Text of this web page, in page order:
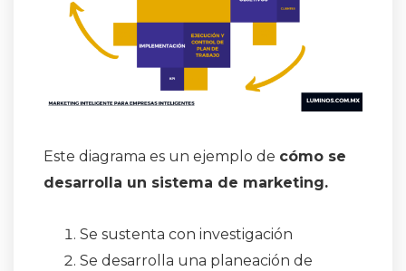
Este diagrama es un ejemplo de cómo se
desarrolla un sistema de marketing.
Se sustenta con investigación
Se desarrolla una planeación de